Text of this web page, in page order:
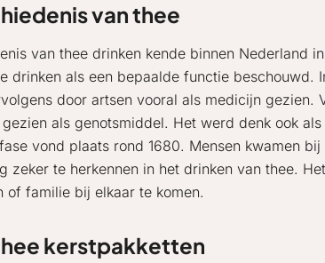
van thee
van thee drinken kende binnen Nederland
drinken als een bepaalde functie beschouwd.
door artsen vooral als medicijn gezien.
als genotsmiddel. Het werd denk ook
vond plaats rond 1680. Mensen kwamen
zeker te herkennen in het drinken van thee.
of familie bij elkaar te komen.
kerstpakketten